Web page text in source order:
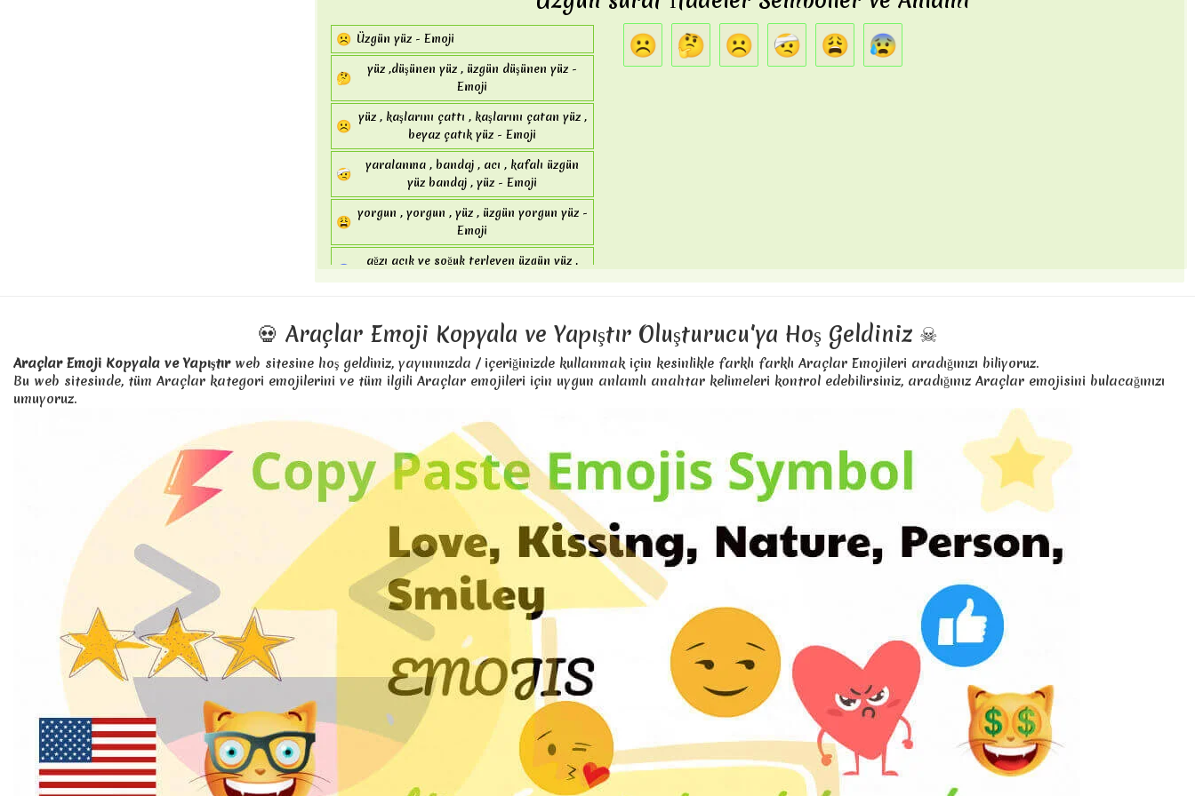
🚙
eğlence aracı , eğlence , spor programı ,
mavi araba , spor hizmet aracı - Emoji
🚚
kamyon , teslimat kamyonu , teslimat -
Emoji
🚛
kamyon , kamyon , yarı , körüklü kamyon
- Emoji
araç , traktör - Emoji
bisiklet , bisiklet - Emoji
🛴 kick , scooter - Emoji
🛵 motor , scooter , motorlu scooter - Emoji
stop , otobüs durağı , otobüs , otobüs
🛣️ otoyol , yol , otoyol - Emoji
🛤️ tren , demiryolu , demiryolu hattı - Emoji
⛵ deniz , yat , tekne , tatil , yelkenli - Emoji
sürat teknesi , tekne - Emoji
🛳️ yolcu , gemi , yolcu gemisi - Emoji
⛴️ yolcu , tekne , feribot - Emoji
tekne , motorlu tekne , motorbot - Emoji
gemi , tekne , yolcu - Emoji
uçak , uçak - Emoji
uçak , uçak , küçük uçak - Emoji
uçak , kalkış , kalkışlar , uçak , uçak
kalkışı , giriş - Emoji
🛬
uçak varış , uçak , gelenler , uçak , gelen ,
iniş , inen uçak - Emoji
araç , helikopter - Emoji
asma demiryolu , demiryolu ,
👩‍❤️‍💋‍👩 öpüşen kadın - Emoji
☹ Üzgün yüz - Emoji
🤔
yüz ,düşünen yüz , üzgün düşünen yüz -
Emoji
☹️
yüz , kaşlarını çattı , kaşlarını çatan yüz ,
beyaz çatık yüz - Emoji
🤕
yaralanma , bandaj , acı , kafalı üzgün
yüz bandaj , yüz - Emoji
😩
yorgun , yorgun , yüz , üzgün yorgun yüz -
Emoji
😰
ağzı açık ve soğuk terleyen üzgün yüz ,
☹ 🤔 ☹️ 🤕 😩 😰
💀 Araçlar Emoji Kopyala ve Yapıştır Oluşturucu'ya Hoş Geldiniz ☠
Araçlar Emoji Kopyala ve Yapıştır web sitesine hoş geldiniz, yayınınızda / içeriğinizde kullanmak için kesinlikle farklı farklı Araçlar Emojileri aradığınızı biliyoruz.
Bu web sitesinde, tüm Araçlar kategori emojilerini ve tüm ilgili Araçlar emojileri için uygun anlamlı anahtar kelimeleri kontrol edebilirsiniz, aradığınız Araçlar emojisini bulacağınızı
umuyoruz.